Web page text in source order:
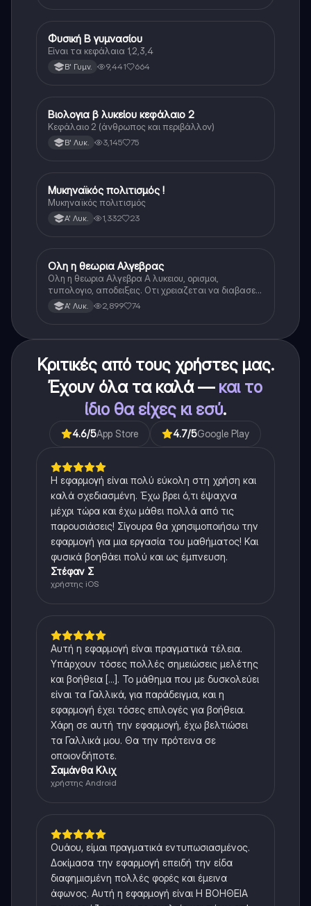
Φυσική
Φυσική Β γυμνασίου
Είναι τα κεφάλαια 1,2,3,4
Β' Γυμν. 9,441 664
Βιολογία
Βιολογια β λυκείου κεφάλαιο 2
Κεφάλαιο 2 (άνθρωπος και περιβάλλον)
Β' Λυκ. 3,145 75
Ιστορία
Μυκηναϊκός πολιτισμός !
Μυκηναϊκός πολιτισμός
Α' Λυκ. 1,332 23
Μαθηματικά
Ολη η θεωρια Αλγεβρας
Ολη η θεωρια Αλγεβρα Α λυκειου, ορισμοι,
τυπολογιο, αποδειξεις. Οτι χρειαζεται να διαβασεις
για το θεωρητικο κομματι της αλγεβρας.
Α' Λυκ. 2,899 74
Κριτικές από τους χρήστες μας.
Έχουν όλα τα καλά — και το
ίδιο θα είχες κι εσύ.
4.6/5App Store 4.7/5Google Play
Η εφαρμογή είναι πολύ εύκολη στη χρήση και
καλά σχεδιασμένη. Έχω βρει ό,τι έψαχνα
μέχρι τώρα και έχω μάθει πολλά από τις
παρουσιάσεις! Σίγουρα θα χρησιμοποιήσω την
εφαρμογή για μια εργασία του μαθήματος! Και
φυσικά βοηθάει πολύ και ως έμπνευση.
Στέφαν Σ
χρήστης iOS
Αυτή η εφαρμογή είναι πραγματικά τέλεια.
Υπάρχουν τόσες πολλές σημειώσεις μελέτης
και βοήθεια [...]. Το μάθημα που με δυσκολεύει
είναι τα Γαλλικά, για παράδειγμα, και η
εφαρμογή έχει τόσες επιλογές για βοήθεια.
Χάρη σε αυτή την εφαρμογή, έχω βελτιώσει
τα Γαλλικά μου. Θα την πρότεινα σε
οποιονδήποτε.
Σαμάνθα Κλιχ
χρήστης Android
Ουάου, είμαι πραγματικά εντυπωσιασμένος.
Δοκίμασα την εφαρμογή επειδή την είδα
διαφημισμένη πολλές φορές και έμεινα
άφωνος. Αυτή η εφαρμογή είναι Η ΒΟΗΘΕΙΑ